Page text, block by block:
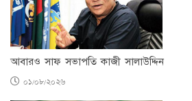
আবারও সাফ সভাপতি কাজী সালাউদ্দিন
০১/০৮/২০২৬